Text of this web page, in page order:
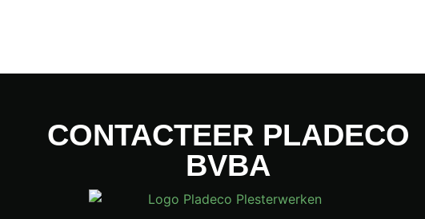
CONTACTEER PLADECO
BVBA